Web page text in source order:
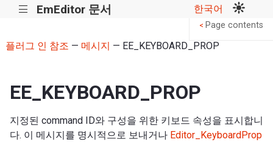
||| EmEditor 문서 한국어
플러그 인 참조 — 메시지 — EE_KEYBOARD_PROP
EE_KEYBOARD_PROP
지정된 command ID와 구성을 위한 키보드 속성을 표시합니
다. 이 메시지를 명시적으로 보내거나 Editor_KeyboardProp
< Page contents